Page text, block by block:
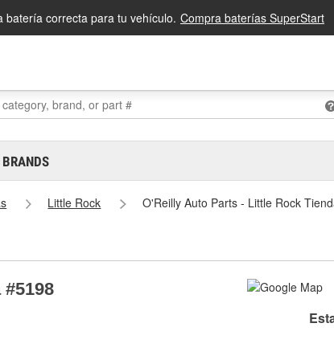
batería correcta para tu vehículo. Compra baterías SuperStart
BRANDS
Little Rock O'Reilly Auto Parts - Little Rock